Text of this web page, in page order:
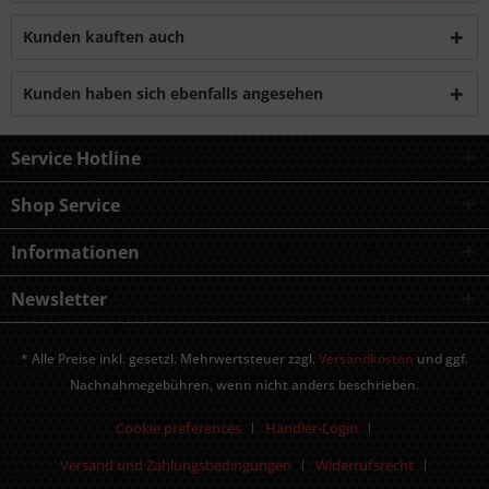
Kunden kauften auch
Kunden haben sich ebenfalls angesehen
Service Hotline
Shop Service
Informationen
Newsletter
* Alle Preise inkl. gesetzl. Mehrwertsteuer zzgl. Versandkosten und ggf.
Nachnahmegebühren, wenn nicht anders beschrieben.
Cookie preferences
Händler-Login
Versand und Zahlungsbedingungen
Widerrufsrecht